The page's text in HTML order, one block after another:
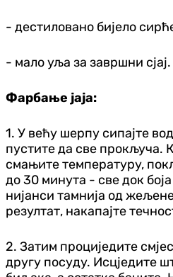
- дестиловано бијело
- мало уља за завршни сјај.
Фарбање јаја:
1. У већу шерпу сипајте
пустите да све прокључа.
смањите температуру,
до 30 минута - све док
нијанси тамнија од
резултат, накапајте
2. Затим проциједите
другу посуду. Исцједите